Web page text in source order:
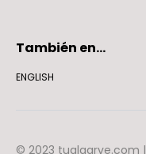
También en…
ENGLISH
© 2023 tualgarve.com |